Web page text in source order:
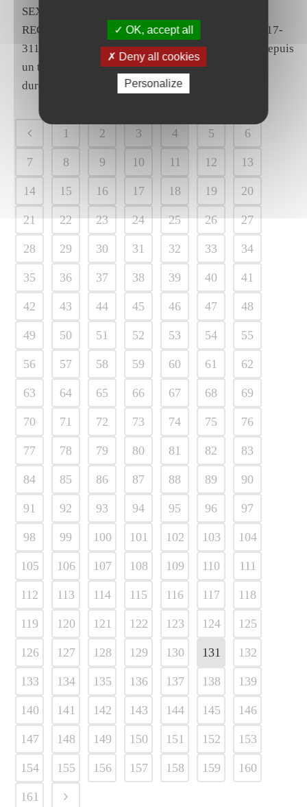
SEXUEL EN CAS DE JEU DE SEDUCTION
RECIPROQUE. Cass., Soc., 25 septembre 2019, N°17-
31171 Ne constitue pas une faute grave, l’envoi depuis
un téléphone professionnel, de manière répétée et
durable de SMS au...
1 2 3 4 5 6
7 8 9 10 11 12 13
14 15 16 17 18 19 20
21 22 23 24 25 26 27
28 29 30 31 32 33 34
35 36 37 38 39 40 41
42 43 44 45 46 47 48
49 50 51 52 53 54 55
56 57 58 59 60 61 62
63 64 65 66 67 68 69
70 71 72 73 74 75 76
77 78 79 80 81 82 83
84 85 86 87 88 89 90
91 92 93 94 95 96 97
98 99 100 101 102 103 104
105 106 107 108 109 110 111
112 113 114 115 116 117 118
119 120 121 122 123 124 125
126 127 128 129 130 131 132
133 134 135 136 137 138 139
140 141 142 143 144 145 146
147 148 149 150 151 152 153
154 155 156 157 158 159 160
161
OK, accept all
Deny all cookies
Personalize